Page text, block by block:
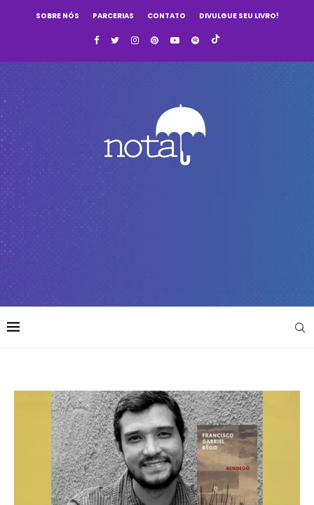
SOBRE NÓS PARCERIAS CONTATO DIVULGUE SEU LIVRO!